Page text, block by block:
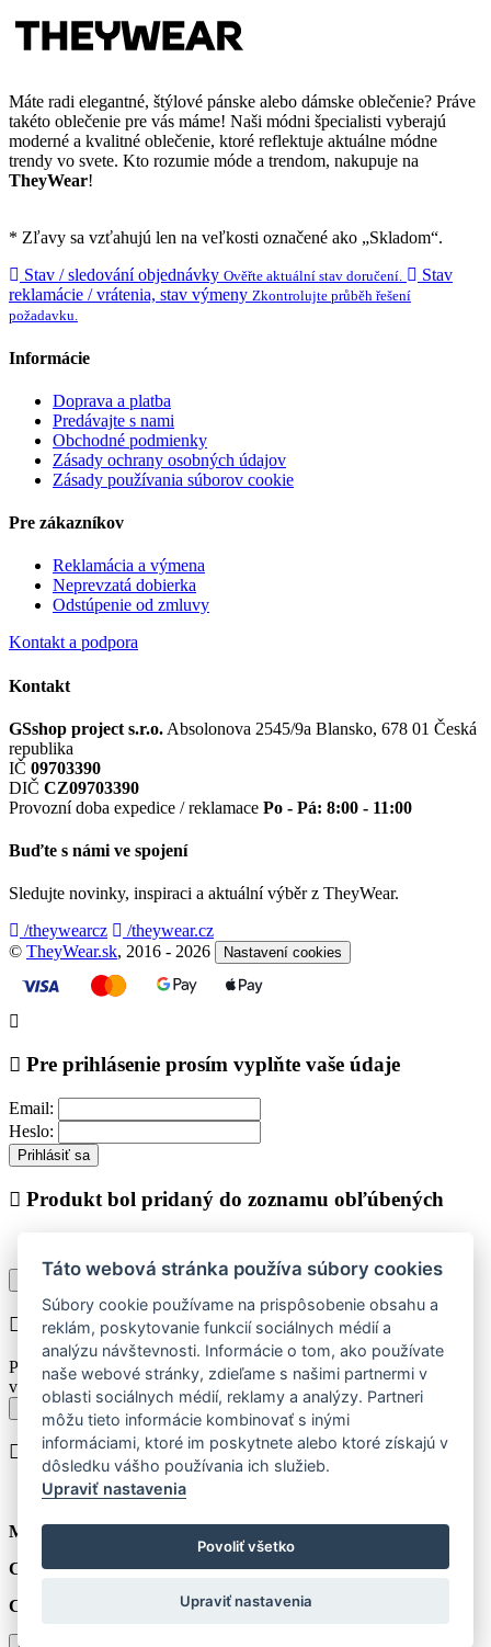
Máte radi elegantné, štýlové pánske alebo dámske oblečenie? Práve
takéto oblečenie pre vás máme! Naši módni špecialisti vyberajú
moderné a kvalitné oblečenie, ktoré reflektuje aktuálne módne
trendy vo svete. Kto rozumie móde a trendom, nakupuje na
TheyWear!
* Zľavy sa vzťahujú len na veľkosti označené ako „Skladom“.
Stav / sledování objednávky Ověřte aktuální stav doručení.
Stav
reklamácie / vrátenia, stav výmeny Zkontrolujte průběh řešení
požadavku.
Informácie
Doprava a platba
Predávajte s nami
Obchodné podmienky
Zásady ochrany osobných údajov
Zásady používania súborov cookie
Pre zákazníkov
Reklamácia a výmena
Neprevzatá dobierka
Odstúpenie od zmluvy
Kontakt a podpora
Kontakt
GSshop project s.r.o. Absolonova 2545/9a Blansko, 678 01 Česká
republika
IČ 09703390
DIČ CZ09703390
Provozní doba expedice / reklamace Po - Pá: 8:00 - 11:00
Buďte s námi ve spojení
Sledujte novinky, inspiraci a aktuální výběr z TheyWear.
/theywearcz
/theywear.cz
© TheyWear.sk, 2016 - 2026 Nastavení cookies
Pre prihlásenie prosím vyplňte vaše údaje
Email:
Heslo:
Prihlásiť sa
Produkt bol pridaný do zoznamu obľúbených
Pokračovať v nákupe Zobraziť zoznam obľúbených
Chyba při vkládání do košíku
Prosím vyberte najskôr jednu z dostupných veľkostí produktu pre
vloženie do košíka.
Späť k výberu veľkostí
Produkt bol vložený do košíka
Množstvo:
Cena za jednotku: €
Celkom:
Táto webová stránka používa súbory cookies
Súbory cookie používame na prispôsobenie obsahu a
reklám, poskytovanie funkcií sociálnych médií a
analýzu návštevnosti. Informácie o tom, ako používate
naše webové stránky, zdieľame s našimi partnermi v
oblasti sociálnych médií, reklamy a analýzy. Partneri
môžu tieto informácie kombinovať s inými
informáciami, ktoré im poskytnete alebo ktoré získajú v
dôsledku vášho používania ich služieb.
Upraviť nastavenia
Povoliť všetko
Upraviť nastavenia